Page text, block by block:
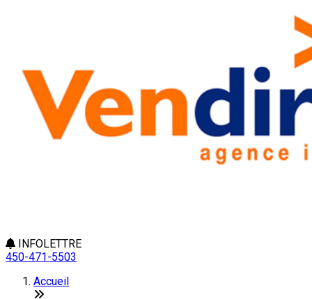
INFOLETTRE
450-471-5503
Accueil